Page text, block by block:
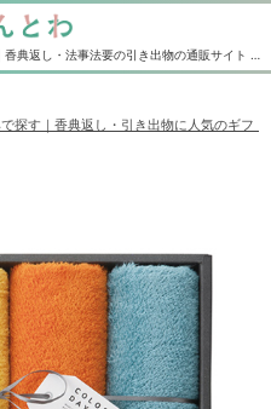
探す｜香典返し・引き出物に人気のギフト